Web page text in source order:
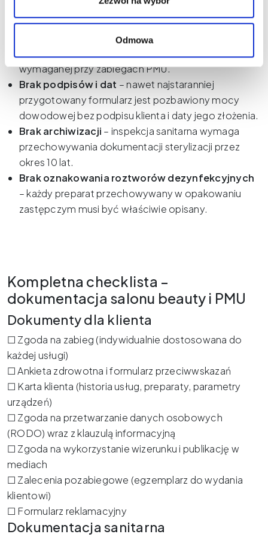
Odmowa
lub niezgodna z obowiązującymi normami.
Stosowanie wzorów pobranych z internetu bez
dostosowania do specyfiki gabinetu
wymaganej przy zabiegach PMU.
Brak podpisów i dat – nawet najstaranniej
przygotowany formularz jest pozbawiony mocy
dowodowej bez podpisu klienta i daty jego złożenia.
Brak archiwizacji – inspekcja sanitarna wymaga
przechowywania dokumentacji sterylizacji przez
okres 10 lat.
Brak oznakowania roztworów dezynfekcyjnych
– każdy preparat przechowywany w opakowaniu
zastępczym musi być właściwie opisany.
Kompletna checklista –
dokumentacja salonu beauty i PMU
Dokumenty dla klienta
☐ Zgoda na zabieg (indywidualnie dostosowana do
każdej usługi)
☐ Ankieta zdrowotna i formularz przeciwwskazań
☐ Karta klienta (historia usług, preparaty, parametry
urządzeń)
☐ Zgoda na przetwarzanie danych osobowych
(RODO) wraz z klauzulą informacyjną
☐ Zgoda na wykorzystanie wizerunku i publikację w
mediach
☐ Zalecenia pozabiegowe (egzemplarz do wydania
klientowi)
☐ Formularz reklamacyjny
Dokumentacja sanitarna